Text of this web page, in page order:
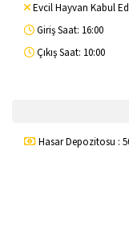
Evcil Hayvan Kabul
Giriş Saat: 16:00
Çıkış Saat: 10:00
Hasar Depozitosu :